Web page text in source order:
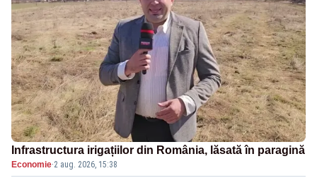
Infrastructura irigațiilor din România, lăsată în paragină
Economie·2 aug. 2026, 15:38